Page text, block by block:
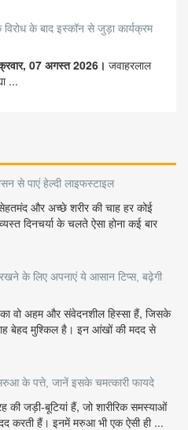
के बाद इस्कॉन से जुड़ा कार्यक्रम
07 अगस्त 2026। जवाहरलाल
...
से पाएं हेल्दी लाइफस्टाइल
और अच्छे शरीर की चाह हर कोई
दिनचर्या के चलते ऐसा होना कई बार
के लिए अपनाएं ये आसान टिप्स, बढ़ेगी
वो अहम और संवेदनशील हिस्सा हैं, जिसके
बेहद मुश्किल है। इन आंखों की मदद से
के पत्ते, जानें इसके चमत्कारी फायदे
की जड़ी-बूटियां हैं, जो शारीरिक समस्याओं
करती हैं। इनमें मरुआ भी एक ऐसी ही ...